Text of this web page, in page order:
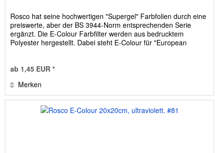
Rosco hat seine hochwertigen "Supergel" Farbfolien durch eine
preiswerte, aber der BS 3944-Norm entsprechenden Serie
ergänzt. Die E-Colour Farbfilter werden aus bedrucktem
Polyester hergestellt. Dabei steht E-Colour für "European
ab 1,45 EUR *
Merken